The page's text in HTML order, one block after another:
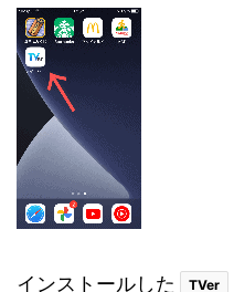
インストールした TVer